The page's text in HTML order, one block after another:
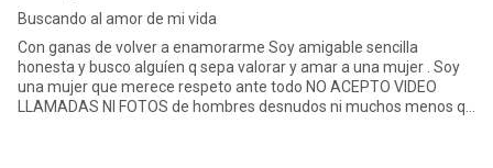
Buscando al amor de mi vida
Con ganas de volver a enamorarme Soy amigable sencilla
honesta y busco alguíen q sepa valorar y amar a una mujer . Soy
una mujer que merece respeto ante todo NO ACEPTO VIDEO
LLAMADAS NI FOTOS de hombres desnudos ni muchos menos q